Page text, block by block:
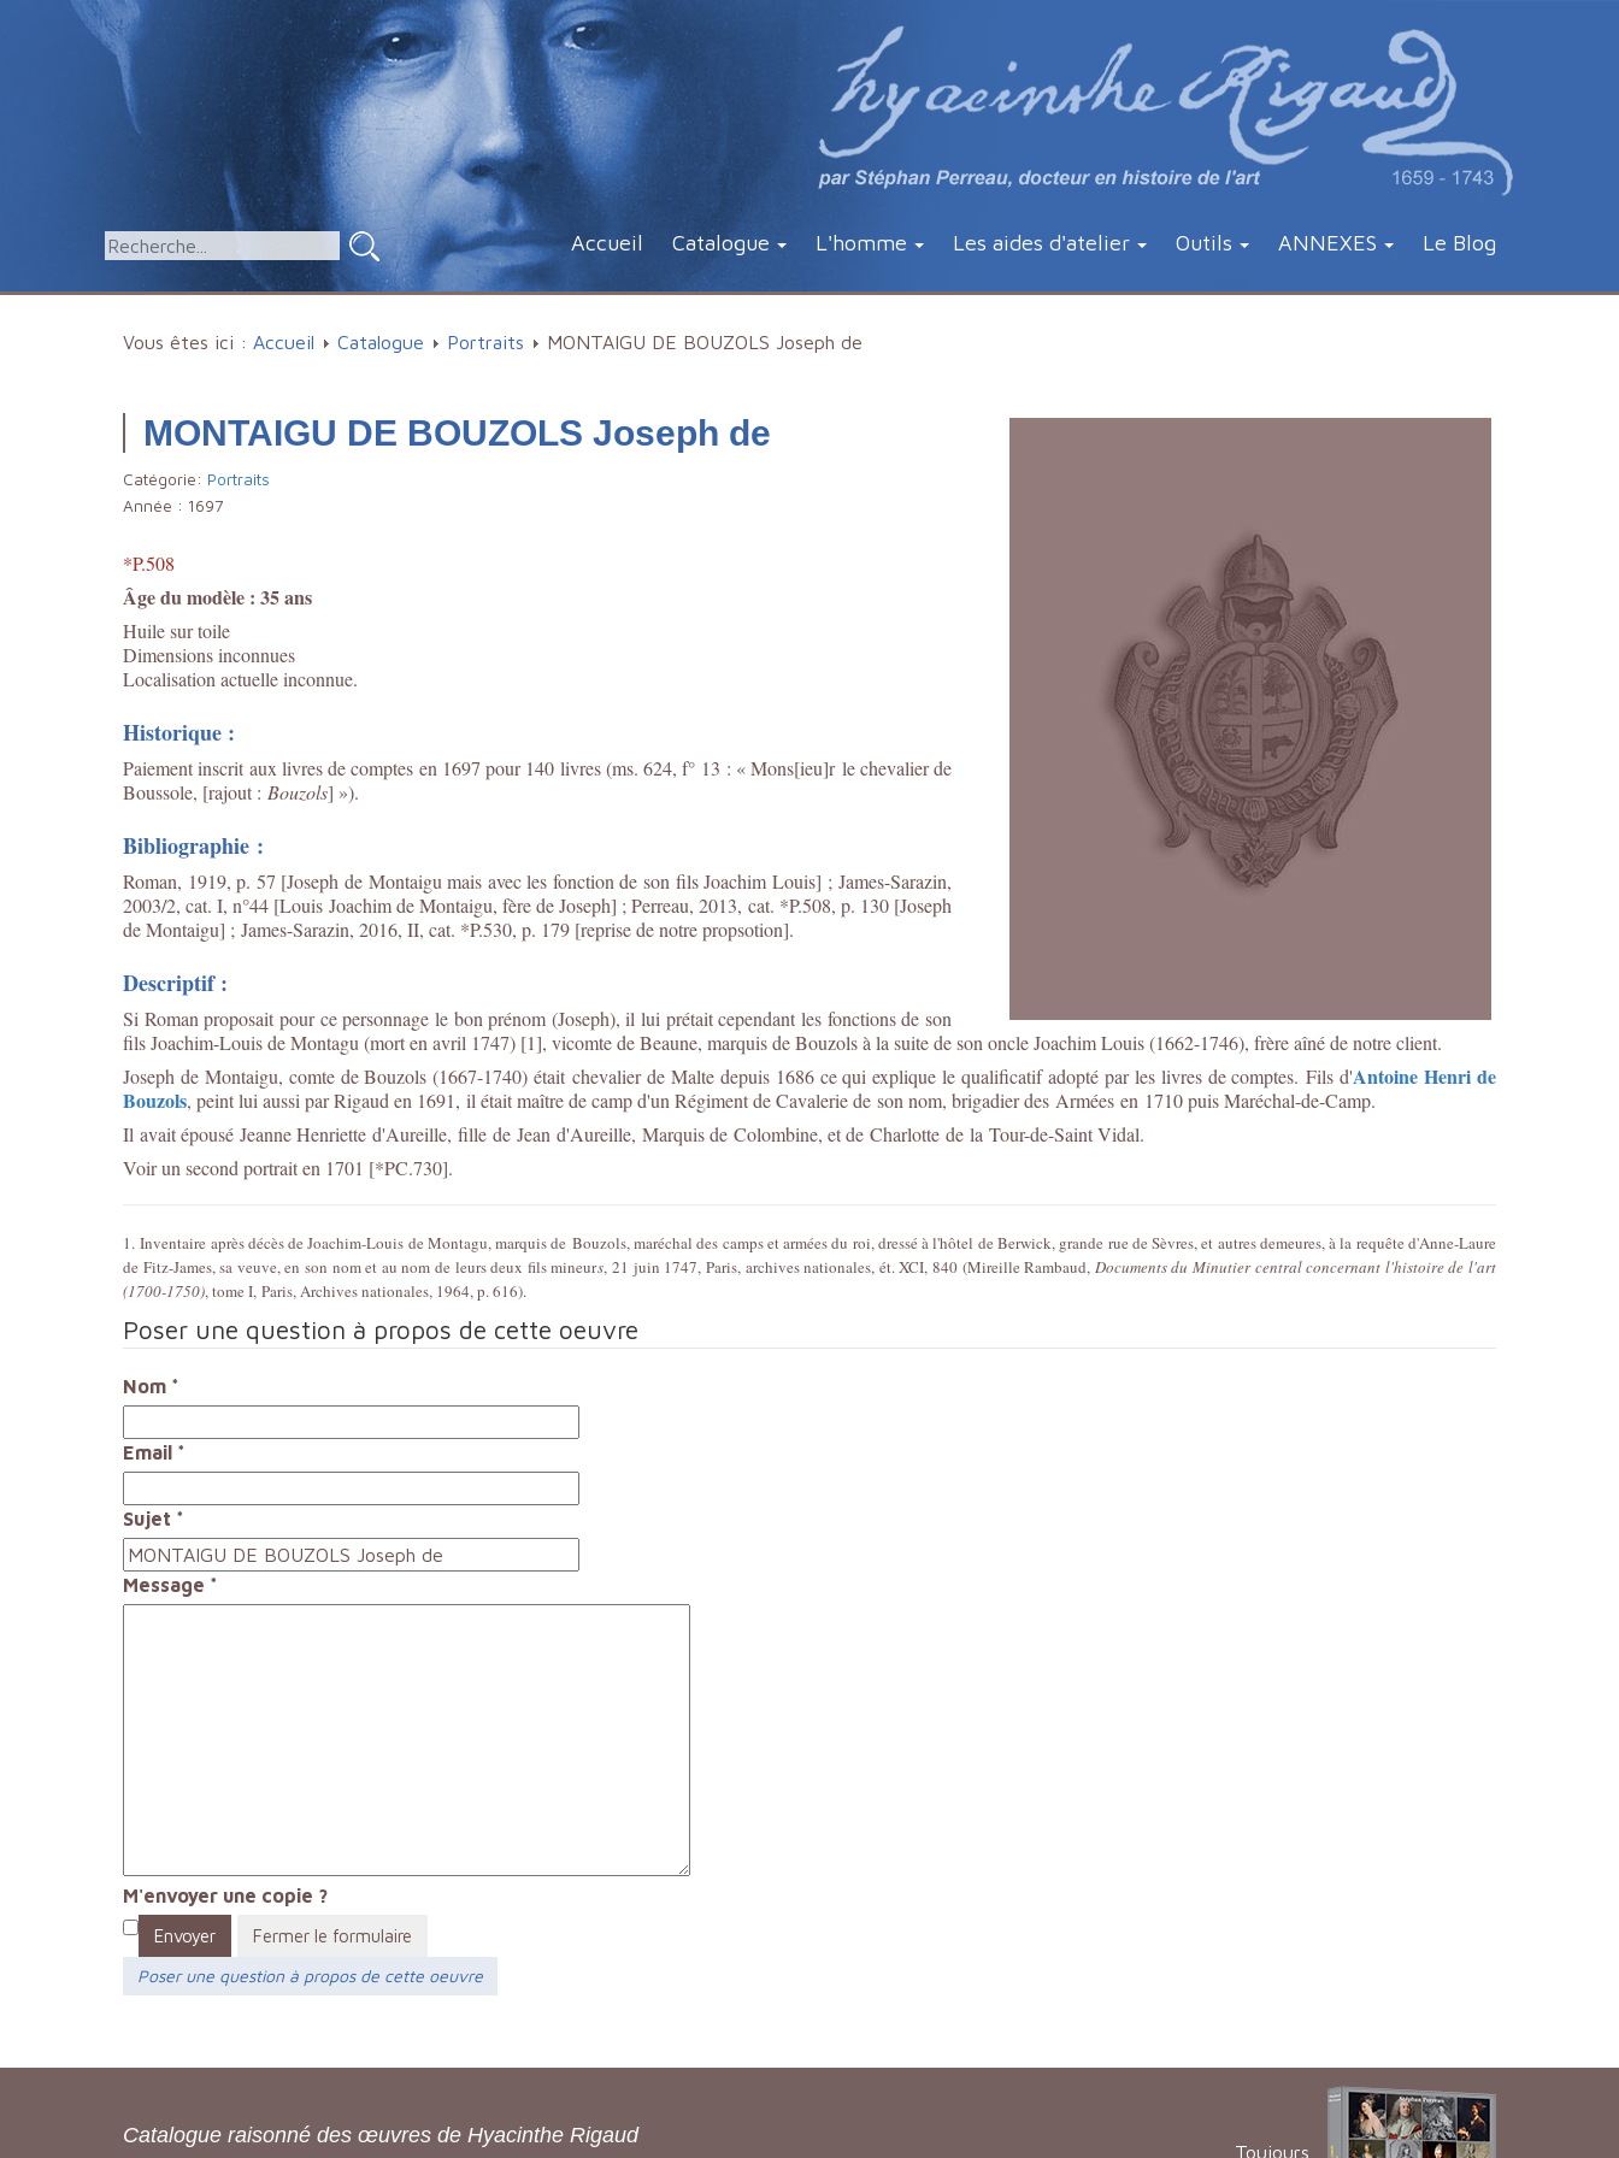
Accueil Catalogue L'homme Les aides d'atelier Outils ANNEXES Le Blog
Vous êtes ici : Accueil Catalogue Portraits MONTAIGU DE BOUZOLS Joseph de
MONTAIGU DE BOUZOLS Joseph de
Catégorie: Portraits
Année : 1697
*P.508
Âge du modèle : 35 ans
Huile sur toile
Dimensions inconnues
Localisation actuelle inconnue.
Historique :
Paiement inscrit aux livres de comptes en 1697 pour 140 livres (ms. 624, f° 13 : « Mons[ieu]rle chevalier de
Boussole, [rajout : Bouzols] »).
Bibliographie :
Roman, 1919, p. 57 [Joseph de Montaigu mais avec les fonction de son fils Joachim Louis] ; James-Sarazin,
2003/2, cat. I, n°44 [Louis Joachim de Montaigu, fère de Joseph] ; Perreau, 2013, cat. *P.508, p. 130 [Joseph
de Montaigu] ; James-Sarazin, 2016, II, cat. *P.530, p. 179 [reprise de notre propsotion].
Descriptif :
Si Roman proposait pour ce personnage le bon prénom (Joseph), il lui prétait cependant les fonctions de son
fils Joachim-Louis de Montagu (mort en avril 1747) [1], vicomte de Beaune, marquis de Bouzols à la suite de son oncle Joachim Louis (1662-1746), frère aîné de notre client.
Joseph de Montaigu, comte de Bouzols (1667-1740) étaitchevalier de Malte depuis 1686 ce qui explique le qualificatif adopté par les livres de comptes. Fils d'Antoine Henri de
Bouzols, peint lui aussi parRigaud en 1691, il était maître de camp d'un Régiment de Cavalerie de son nom, brigadier des Armées en 1710 puis Maréchal-de-Camp.
Il avait épousé Jeanne Henriette d'Aureille, fille de Jean d'Aureille, Marquis de Colombine, et de Charlotte de la Tour-de-Saint Vidal.
Voir un second portrait en 1701 [*PC.730].
1. Inventaire après décès de Joachim-Louis de Montagu, marquis de Bouzols, maréchal des camps et armées du roi, dressé à l'hôtel de Berwick, grande rue de Sèvres, et autres demeures, à la requête d'Anne-Laure
de Fitz-James, sa veuve, en son nom et au nom de leurs deux fils mineurs, 21 juin 1747, Paris, archives nationales, ét. XCI, 840 (Mireille Rambaud, Documents du Minutier central concernant l'histoire de l'art
(1700-1750), tome I, Paris, Archives nationales, 1964, p. 616).
Poser une question à propos de cette oeuvre
Nom *
Email *
Sujet *
Message *
M'envoyer une copie ?
Envoyer
Fermer le formulaire
Poser une question à propos de cette oeuvre
Catalogue raisonné des œuvres de Hyacinthe Rigaud
Toujours